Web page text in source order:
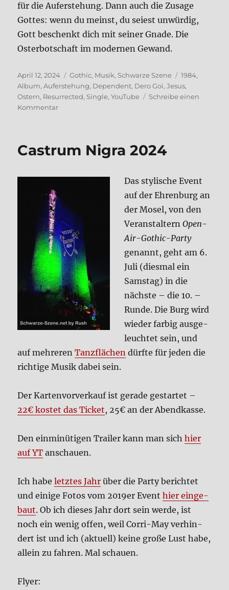
für die Auf­er­ste­hung. Dann auch die Zusa­ge
Got­tes: wenn du meinst, du seiest unwür­dig,
Gott beschenkt dich mit sei­ner Gna­de. Die
Oster­bot­schaft im moder­nen Gewand.
Veröffentlicht
am
April 12, 2024 Kategorien
Gothic, Musik, Schwarze Szene Schlagwörter
1984,
Album,Auferstehung, Dependent, Dero Goi,Jesus,
Ostern, Resurrected, Single,YouTube
Schreibe einen
Kommentarzu
Resur­
Castrum Nigra 2024
Das sty­li­sche Event
auf der Ehren­burg an
der Mosel, von den
Ver­an­stal­ternOpen-
Air-Gothic-Par­ty
genannt, geht am 6.
Juli (dies­mal ein
Sams­tag) in die
näch­ste – die 10. –
Run­de. Die Burg wird
wie­der far­big aus­ge­
leuch­tet sein, und
auf meh­re­renTanz­flä­chen dürf­te für jeden die
rich­ti­ge Musik dabei sein.
Der Kar­ten­vor­ver­kauf ist gera­de gestar­tet –
22€ kostet das Ticket, 25€ an der Abend­kas­se.
Den ein­mi­nü­ti­gen Trai­ler kann man sichhier
auf YT anschau­en.
Ich habeletz­tes Jahr über die Par­ty berich­tet
und eini­ge Fotos vom 2019er Eventhier ein­ge­
baut. Ob ich die­ses Jahr dort sein wer­de, ist
noch ein wenig offen, weil Cor­ri-May ver­hin­
dert ist und ich (aktu­ell) kei­ne gro­ße Lust habe,
allein zu fah­ren. Mal schau­en.
Fly­er: